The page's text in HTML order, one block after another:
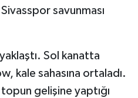
savunması
Sol kanatta
kale sahasına ortaladı.
gelişine yaptığı